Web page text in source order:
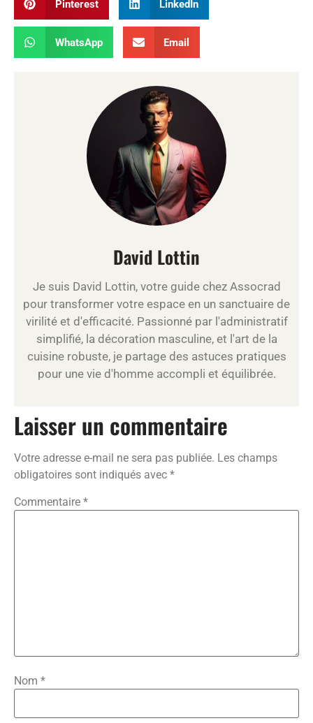
Pinterest LinkedIn
WhatsApp Email
David Lottin
Je suis David Lottin, votre guide chez Assocrad
pour transformer votre espace en un sanctuaire de
virilité et d'efficacité. Passionné par l'administratif
simplifié, la décoration masculine, et l'art de la
cuisine robuste, je partage des astuces pratiques
pour une vie d'homme accompli et équilibrée.
Laisser un commentaire
Votre adresse e-mail ne sera pas publiée. Les champs
obligatoires sont indiqués avec *
Commentaire *
Nom *